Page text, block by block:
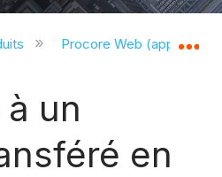
réduire la hiérarchie
Procore Web
un
en